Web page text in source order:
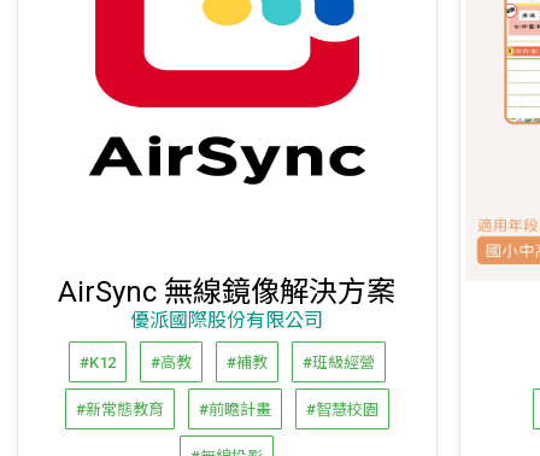
AirSync 無線鏡像解決方案
優派國際股份有限公司
#K12 #高教 #補教 #班級經營
#新常態教育 #前瞻計畫 #智慧校園